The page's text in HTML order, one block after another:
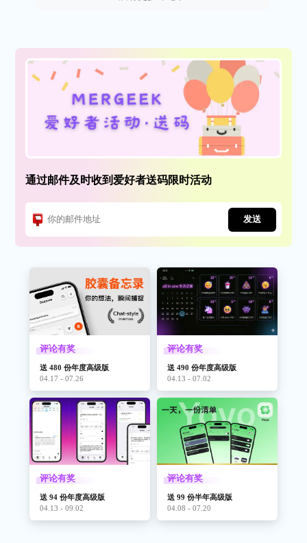
通过邮件及时收到爱好者送码限时活动
发送
评论有奖
送 480 份年度高级版
04.17 - 07.26
评论有奖
送 490 份年度高级版
04.13 - 07.02
评论有奖
送 94 份年度高级版
04.13 - 09.02
评论有奖
送 99 份半年高级版
04.08 - 07.20